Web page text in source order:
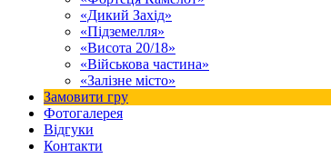
«Дикий Захід»
«Підземелля»
«Висота 20/18»
«Військова частина»
«Залізне місто»
Замовити гру
Фотогалерея
Відгуки
Контакти